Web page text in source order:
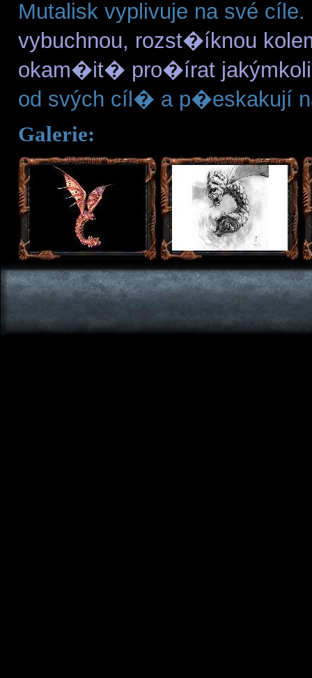
Mutalisk vyplivuje na své cíle.
vybuchnou, rozst�íknou
okam�it� pro�írat
od svých cíl� a p�eskakují
Galerie: